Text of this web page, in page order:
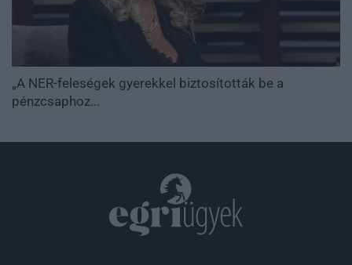
„A NER-feleségek gyerekkel biztosították be a
pénzcsaphoz...